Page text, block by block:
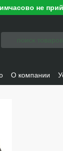
не
О компании